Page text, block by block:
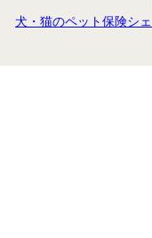
犬・猫のペット保険シ